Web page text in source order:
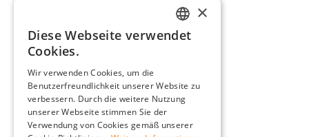
GERMAN
FRENCH
DUTCH
×
Diese Webseite verwendet
Cookies.
Wir verwenden Cookies, um die
Benutzerfreundlichkeit unserer Website zu
verbessern. Durch die weitere Nutzung
unserer Webseite stimmen Sie der
Verwendung von Cookies gemäß unserer